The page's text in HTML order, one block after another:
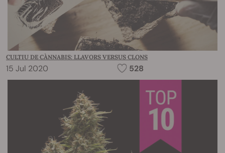
CULTIU DE CÀNNABIS: LLAVORS VERSUS CLONS
15 Jul 2020 528